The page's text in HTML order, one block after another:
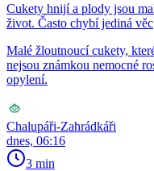
Cukety hnijí a plody jsou
život. Často chybí jediná věc
Malé žloutnoucí cukety,
nejsou známkou nemocné
opylení.
Chalupáři-Zahrádkáři
dnes, 06:16
3 min